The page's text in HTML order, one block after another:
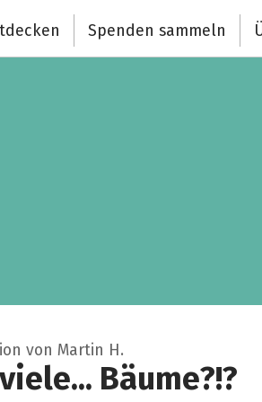
Spenden sammeln
von Martin H.
Bäume?!?